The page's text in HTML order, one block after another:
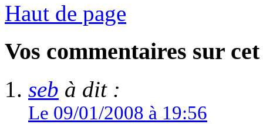
Haut de page
Vos commentaires sur
seb à dit :
Le 09/01/2008 à 19:56